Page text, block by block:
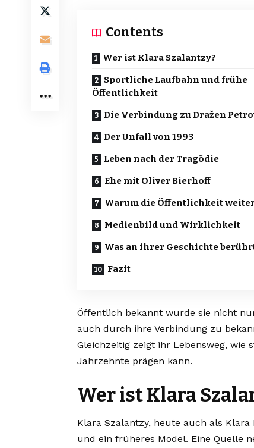
Contents
Wer ist Klara Szalantzy?
Sportliche Laufbahn und frühe
Öffentlichkeit
Die Verbindung zu Dražen
Der Unfall von 1993
Leben nach der Tragödie
Ehe mit Oliver Bierhoff
Warum die Öffentlichkeit
Medienbild und Wirklichkeit
Was an ihrer Geschichte
Fazit
Öffentlich bekannt wurde sie nicht
auch durch ihre Verbindung zu
Gleichzeitig zeigt ihr Lebensweg,
Jahrzehnte prägen kann.
Wer ist Klara
Klara Szalantzy, heute auch als
und ein früheres Model. Eine Quelle